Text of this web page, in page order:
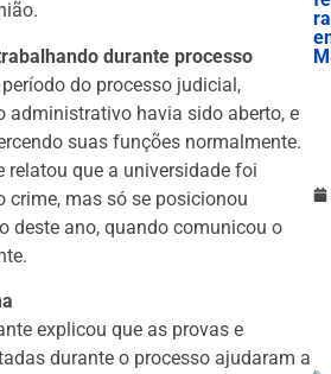
durante processo
do processo judicial,
administrativo havia sido aberto, e
suas funções normalmente.
relatou que a universidade foi
crime, mas só se posicionou
deste ano, quando comunicou o
explicou que as provas e
durante o processo ajudaram a
ra